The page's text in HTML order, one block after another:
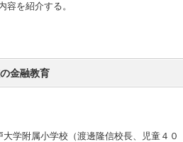
容を紹介する。
金融教育
学附属小学校（渡邊隆信校長、児童４０